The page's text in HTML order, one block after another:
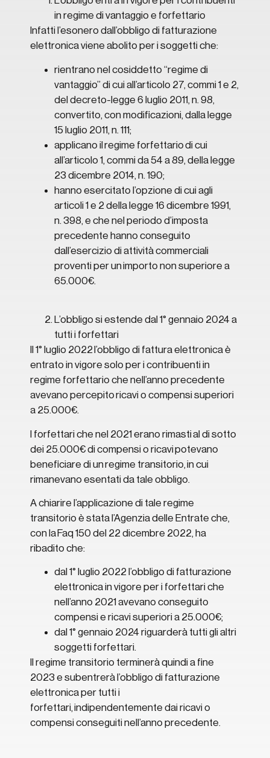
in regime di vantaggio e forfettario
Infatti l’esonero dall’obbligo di fatturazione
elettronica viene abolito per i soggetti che:
rientrano nel cosiddetto “regime di
vantaggio” di cui all’articolo 27, commi 1 e 2,
del decreto-legge 6 luglio 2011, n. 98,
convertito, con modificazioni, dalla legge
15 luglio 2011, n. 111;
applicano il regime forfettario di cui
all’articolo 1, commi da 54 a 89, della legge
23 dicembre 2014, n. 190;
hanno esercitato l’opzione di cui agli
articoli 1 e 2 della legge 16 dicembre 1991,
n. 398, e che nel periodo d’imposta
precedente hanno conseguito
dall’esercizio di attività commerciali
proventi per un importo non superiore a
65.000€.
L’obbligo si estende dal 1° gennaio 2024 a
tutti i forfettari
Il 1° luglio 2022 l’obbligo di fattura elettronica è
entrato in vigore solo per i contribuenti in
regime forfettario che nell’anno precedente
avevano percepito ricavi o compensi superiori
a 25.000€.
I forfettari che nel 2021 erano rimasti al di sotto
dei 25.000€ di compensi o ricavi potevano
beneficiare di un regime transitorio, in cui
rimanevano esentati da tale obbligo.
A chiarire l’applicazione di tale regime
transitorio è stata l’Agenzia delle Entrate che,
con la Faq 150 del 22 dicembre 2022, ha
ribadito che:
dal 1° luglio 2022 l’obbligo di fatturazione
elettronica in vigore per i forfettari che
nell’anno 2021 avevano conseguito
compensi e ricavi superiori a 25.000€;
dal 1° gennaio 2024 riguarderà tutti gli altri
soggetti forfettari.
Il regime transitorio terminerà quindi a fine
2023 e subentrerà l’obbligo di fatturazione
elettronica per tutti i
forfettari, indipendentemente dai ricavi o
compensi conseguiti nell’anno precedente.